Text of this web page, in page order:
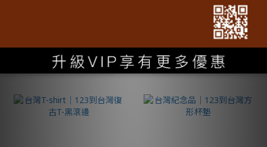
NT$690